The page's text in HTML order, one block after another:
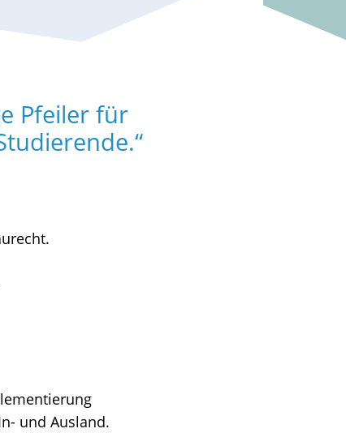
Pfeiler für
und Ausland.